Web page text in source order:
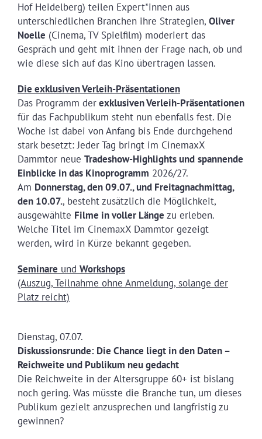
Hof Heidelberg) teilen Expert*innen aus
unterschiedlichen Branchen ihre Strategien, Oliver
Noelle (Cinema, TV Spielfilm) moderiert das
Gespräch und geht mit ihnen der Frage nach, ob und
wie diese sich auf das Kino übertragen lassen.
Die exklusiven Verleih-Präsentationen
Das Programm derexklusiven Verleih-Präsentationen
für das Fachpublikum steht nun ebenfalls fest. Die
Woche ist dabei von Anfang bis Ende durchgehend
stark besetzt: Jeder Tag bringt im CinemaxX
Dammtor neue Tradeshow-Highlights und spannende
Einblicke in das Kinoprogramm 2026/27.
Am Donnerstag, den 09.07.,undFreitagnachmittag,
den 10.07., besteht zusätzlich die Möglichkeit,
ausgewählte Filme in voller Länge zu erleben.
Welche Titel im CinemaxX Dammtor gezeigt
werden, wird in Kürze bekannt gegeben.
Seminare und Workshops
(Auszug, Teilnahme ohne Anmeldung, solange der
Platz reicht)
Dienstag, 07.07.
Diskussionsrunde: Die Chance liegt in den Daten –
Reichweite und Publikum neu gedacht
Die Reichweite in der Altersgruppe 60+ ist bislang
noch gering. Was müsste die Branche tun, um dieses
Publikum gezielt anzusprechen und langfristig zu
gewinnen?